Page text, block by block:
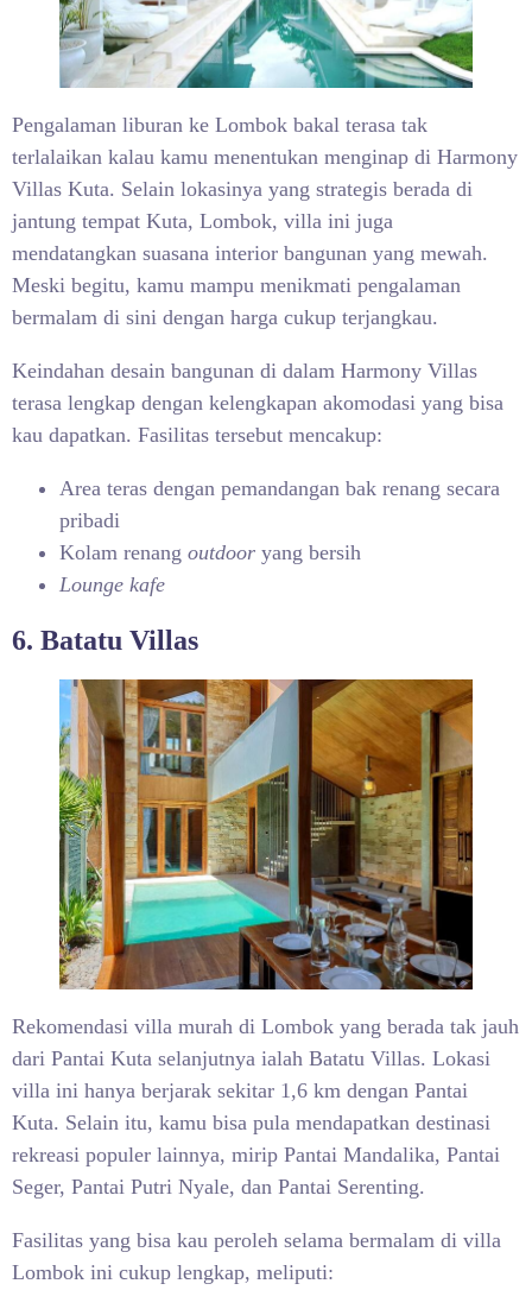
Pengalaman liburan ke Lombok bakal terasa tak
terlalaikan kalau kamu menentukan menginap di Harmony
Villas Kuta. Selain lokasinya yang strategis berada di
jantung tempat Kuta, Lombok, villa ini juga
mendatangkan suasana interior bangunan yang mewah.
Meski begitu, kamu mampu menikmati pengalaman
bermalam di sini dengan harga cukup terjangkau.
Keindahan desain bangunan di dalam Harmony Villas
terasa lengkap dengan kelengkapan akomodasi yang bisa
kau dapatkan. Fasilitas tersebut mencakup:
Area teras dengan pemandangan bak renang secara
pribadi
Kolam renang outdoor yang bersih
Lounge kafe
6. Batatu Villas
Rekomendasi villa murah di Lombok yang berada tak jauh
dari Pantai Kuta selanjutnya ialah Batatu Villas. Lokasi
villa ini hanya berjarak sekitar 1,6 km dengan Pantai
Kuta. Selain itu, kamu bisa pula mendapatkan destinasi
rekreasi populer lainnya, mirip Pantai Mandalika, Pantai
Seger, Pantai Putri Nyale, dan Pantai Serenting.
Fasilitas yang bisa kau peroleh selama bermalam di villa
Lombok ini cukup lengkap, meliputi: